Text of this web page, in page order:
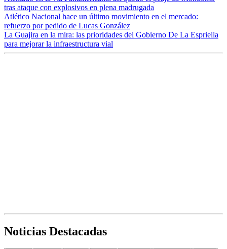
tras ataque con explosivos en plena madrugada
Atlético Nacional hace un último movimiento en el mercado:
refuerzo por pedido de Lucas González
La Guajira en la mira: las prioridades del Gobierno De La Espriella
para mejorar la infraestructura vial
Noticias Destacadas